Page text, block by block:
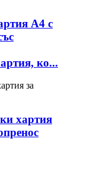
A4 с
ко...
хартия